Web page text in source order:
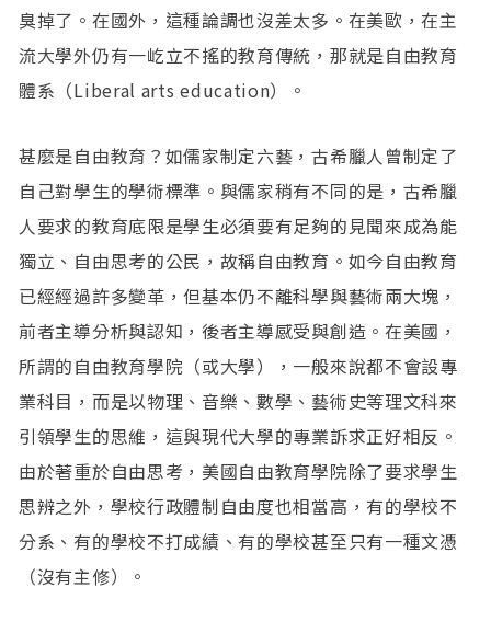
臭掉了。在國外，這種論調也沒差太多。在美歐，在主
流大學外仍有一屹立不搖的教育傳統，那就是自由教育
體系（Liberal arts education）。
甚麼是自由教育？如儒家制定六藝，古希臘人曾制定了
自己對學生的學術標準。與儒家稍有不同的是，古希臘
人要求的教育底限是學生必須要有足夠的見聞來成為能
獨立、自由思考的公民，故稱自由教育。如今自由教育
已經經過許多變革，但基本仍不離科學與藝術兩大塊，
前者主導分析與認知，後者主導感受與創造。在美國，
所謂的自由教育學院（或大學），一般來說都不會設專
業科目，而是以物理、音樂、數學、藝術史等理文科來
引領學生的思維，這與現代大學的專業訴求正好相反。
由於著重於自由思考，美國自由教育學院除了要求學生
思辨之外，學校行政體制自由度也相當高，有的學校不
分系、有的學校不打成績、有的學校甚至只有一種文憑
（沒有主修）。